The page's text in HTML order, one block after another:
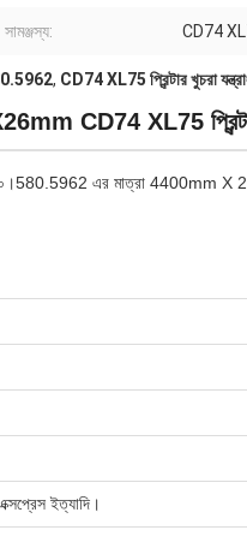
সামঞ্জস্য: CD74
, CD74 XL75 প্রিন্টার খুচরা
CD74 XL75
০০।580.5962 এর মাত্রা
ইত্যাদি।